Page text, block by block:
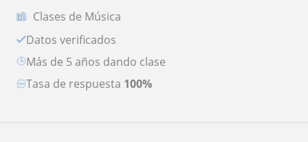
Clases de Música
Datos verificados
más de 5 años dando clase
Tasa de respuesta 100%